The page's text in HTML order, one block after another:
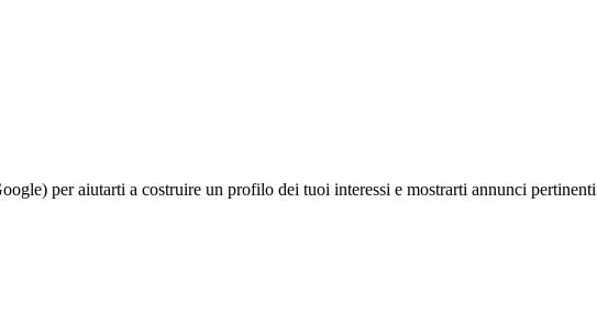
per aiutarti a costruire un profilo dei tuoi interessi e mostrarti annunci